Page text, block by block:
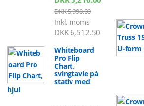
DKK5,998.00
Inkl. moms
DKK6,512.50
Whiteboard
Pro Flip
Chart,
svingtavle på
stativ med
hjul